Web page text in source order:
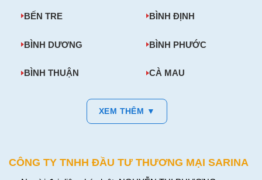
BẾN TRE BÌNH ĐỊNH
BÌNH DƯƠNG BÌNH PHƯỚC
BÌNH THUẬN CÀ MAU
XEM THÊM ▼
CÔNG TY TNHH ĐẦU TƯ THƯƠNG MẠI SARINA